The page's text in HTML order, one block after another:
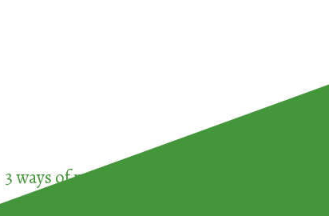
3 ways of participating in the